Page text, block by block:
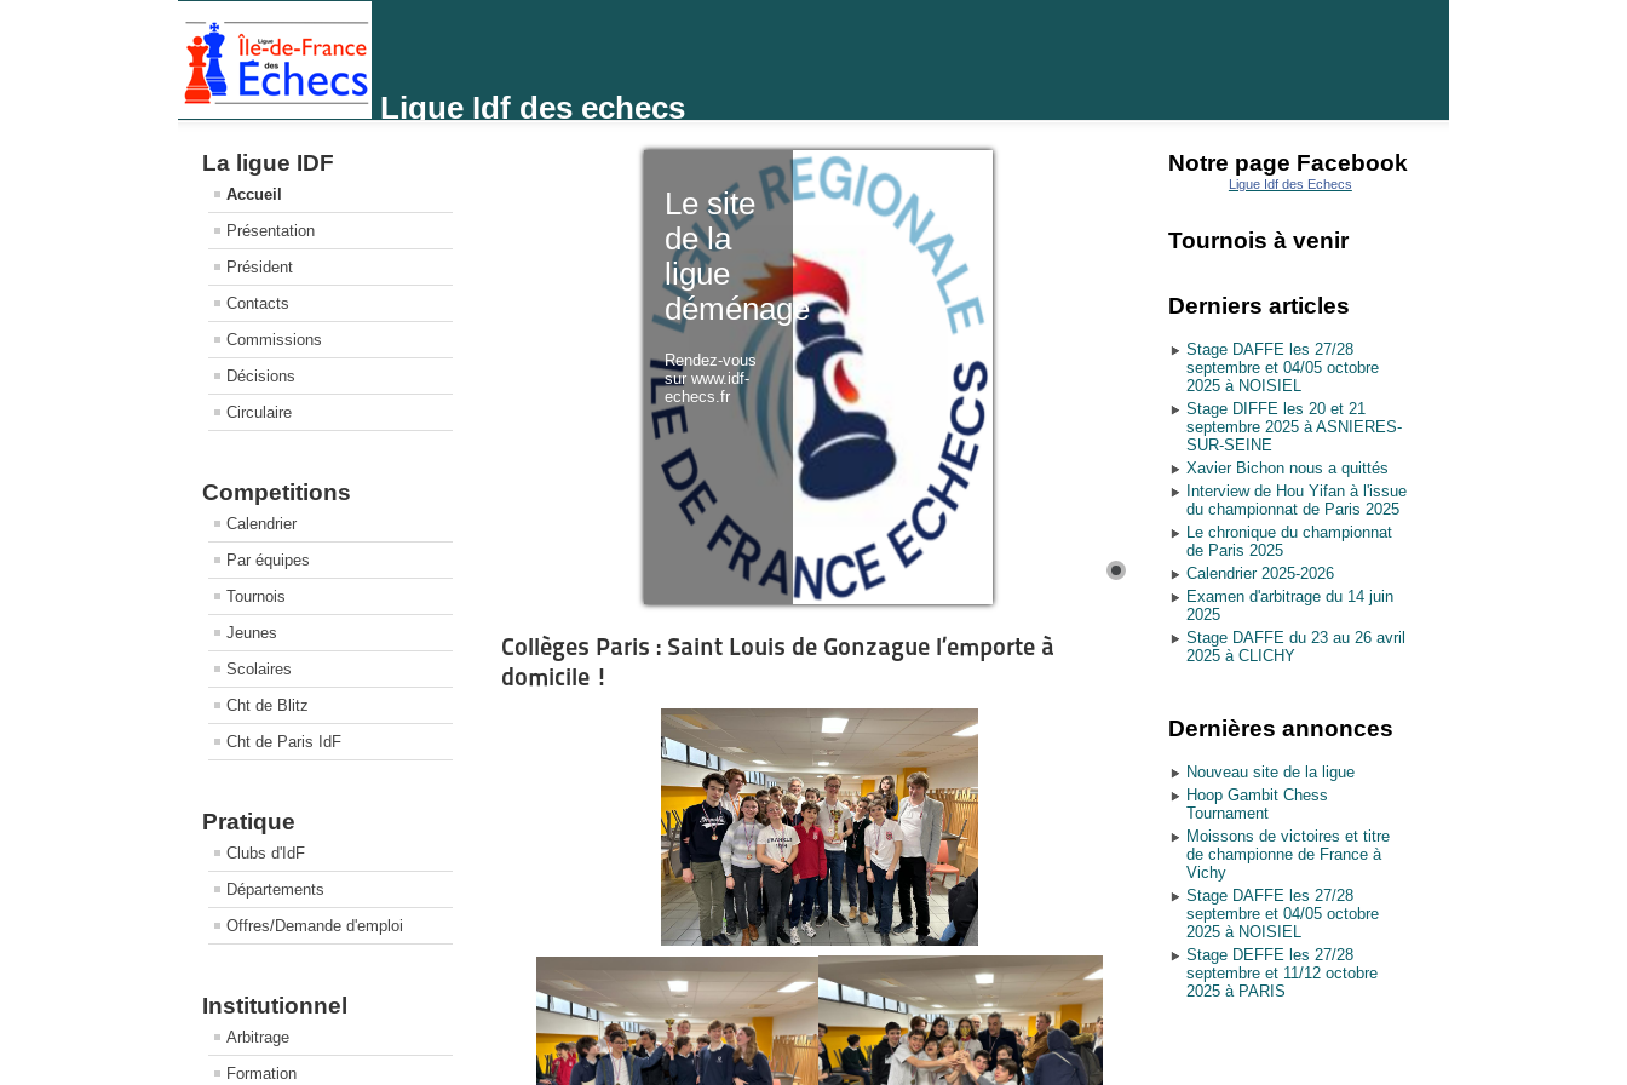
Ligue Idf des echecs
La ligue IDF
Accueil
Présentation
Président
Contacts
Commissions
Décisions
Circulaire
Competitions
Calendrier
Par équipes
Tournois
Jeunes
Scolaires
Cht de Blitz
Cht de Paris IdF
Pratique
Clubs d'IdF
Départements
Offres/Demande d'emploi
Institutionnel
Arbitrage
Formation
Le site
de la
ligue
déménage
Rendez-vous
sur www.idf-
echecs.fr
Collèges Paris : Saint Louis de Gonzague l’emporte à
domicile !
Notre page Facebook
Ligue Idf des Echecs
Tournois à venir
Derniers articles
Stage DAFFE les 27/28
septembre et 04/05 octobre
2025 à NOISIEL
Stage DIFFE les 20 et 21
septembre 2025 à ASNIERES-
SUR-SEINE
Xavier Bichon nous a quittés
Interview de Hou Yifan à l'issue
du championnat de Paris 2025
Le chronique du championnat
de Paris 2025
Calendrier 2025-2026
Examen d'arbitrage du 14 juin
2025
Stage DAFFE du 23 au 26 avril
2025 à CLICHY
Dernières annonces
Nouveau site de la ligue
Hoop Gambit Chess
Tournament
Moissons de victoires et titre
de championne de France à
Vichy
Stage DAFFE les 27/28
septembre et 04/05 octobre
2025 à NOISIEL
Stage DEFFE les 27/28
septembre et 11/12 octobre
2025 à PARIS